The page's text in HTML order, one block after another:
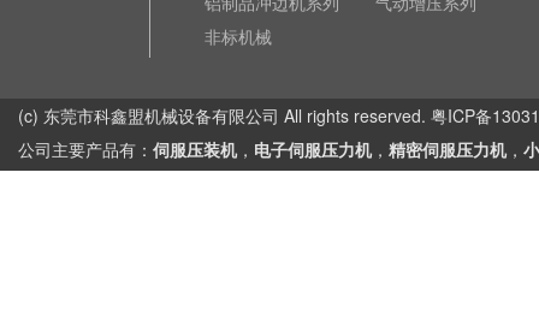
非标机械
(c) 东莞市科鑫盟机械设备有限公司 All rights reserved. 粤ICP备
公司主要产品有： 伺服压装机， 电子伺服压力机， 精密伺服压力机，